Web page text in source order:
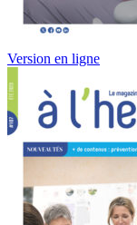
Version en ligne